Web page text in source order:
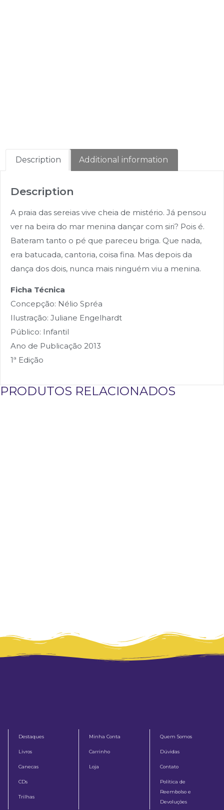
Description Additional information
Description
A praia das sereias vive cheia de mistério. Já pensou
ver na beira do mar menina dançar com siri? Pois é.
Bateram tanto o pé que pareceu briga. Que nada,
era batucada, cantoria, coisa fina. Mas depois da
dança dos dois, nunca mais ninguém viu a menina.
Ficha Técnica
Concepção: Nélio Spréa
Ilustração: Juliane Engelhardt
Público: Infantil
Ano de Publicação 2013
1ª Edição
PRODUTOS RELACIONADOS
Destaques
Livros
Canecas
CDs
Trilhas
Minha Conta
Carrinho
Loja
Quem Somos
Dúvidas
Contato
Política de
Reembolso e
Devoluções